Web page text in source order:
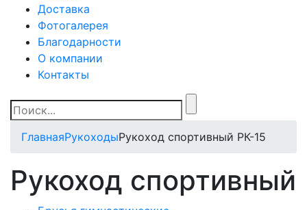
Доставка
Фотогалерея
Благодарности
О компании
Контакты
ГлавнаяРукоходыРукоход спортивный РК-15
Рукоход спортивный